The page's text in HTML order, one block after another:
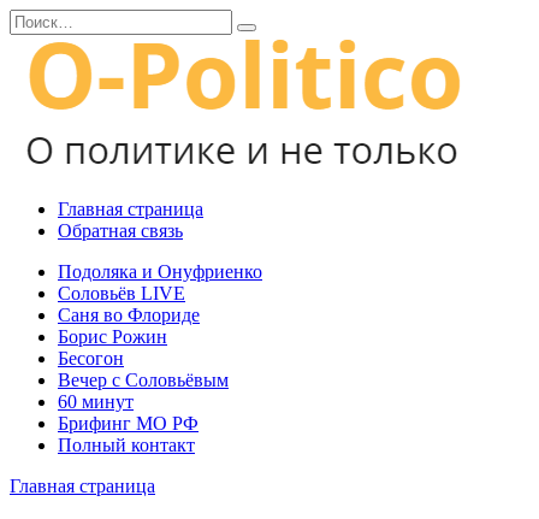
Перейти
к
содержанию
Search
for:
Главная страница
Обратная связь
Подоляка и Онуфриенко
Соловьёв LIVE
Саня во Флориде
Борис Рожин
Бесогон
Вечер с Соловьёвым
60 минут
Брифинг МО РФ
Полный контакт
Главная страница